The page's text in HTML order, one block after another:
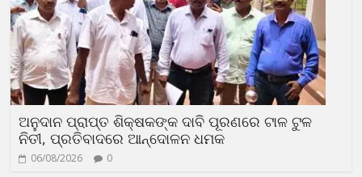
ଅନୁଦାନ ପ୍ରାପ୍ତ ଶିକ୍ଷକଙ୍କ ଦାବି ପୂରଣରେ ଟାଳ ଟୁଳ
ନିତୀ, ପ୍ରତିବାଦରେ ଆନ୍ଦୋଳନ ଧମକ
06/08/2026 0